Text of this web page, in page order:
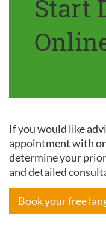
Start
If you would like
appointment with
determine your
and detailed
Book your free